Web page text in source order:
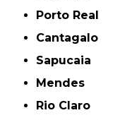
Porto Real
Cantagalo
Sapucaia
Mendes
Rio Claro